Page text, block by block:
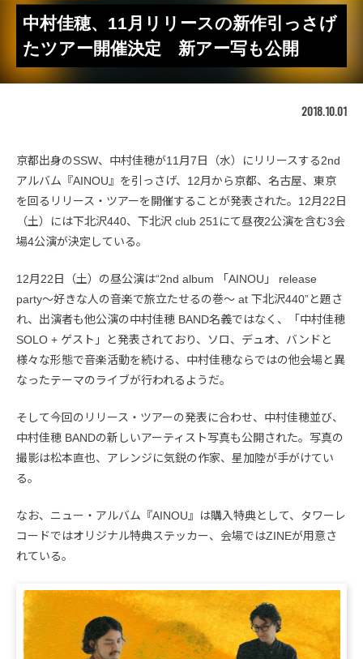
中村佳穂、11月リリースの新作引っさげ
たツアー開催決定 新アー写も公開
2018.10.01
京都出身のSSW、中村佳穂が11月7日（水）にリリースする2nd
アルバム『AINOU』を引っさげ、12月から京都、名古屋、東京
を回るリリース・ツアーを開催することが発表された。12月22日
（土）には下北沢440、下北沢 club 251にて昼夜2公演を含む3会
場4公演が決定している。
12月22日（土）の昼公演は“2nd album 「AINOU」 release
party〜好きな人の音楽で旅立たせるの巻〜 at 下北沢440”と題さ
れ、出演者も他公演の中村佳穂 BAND名義ではなく、「中村佳穂
SOLO + ゲスト」と発表されており、ソロ、デュオ、バンドと
様々な形態で音楽活動を続ける、中村佳穂ならではの他会場と異
なったテーマのライブが行われるようだ。
そして今回のリリース・ツアーの発表に合わせ、中村佳穂並び、
中村佳穂 BANDの新しいアーティスト写真も公開された。写真の
撮影は松本直也、アレンジに気鋭の作家、星加陸が手がけてい
る。
なお、ニュー・アルバム『AINOU』は購入特典として、タワーレ
コードではオリジナル特典ステッカー、会場ではZINEが用意さ
れている。